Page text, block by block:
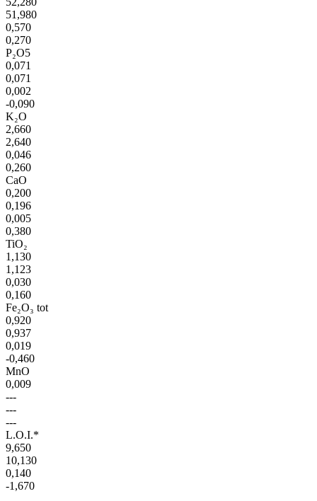
51,980
0,570
0,270
P₂O5
0,071
0,071
0,002
-0,090
K₂O
2,660
2,640
0,046
0,260
CaO
0,200
0,196
0,005
0,380
TiO₂
1,130
1,123
0,030
0,160
Fe₂O₃ tot
0,920
0,937
0,019
-0,460
MnO
0,009
---
---
---
L.O.I.*
9,650
10,130
0,140
-1,670